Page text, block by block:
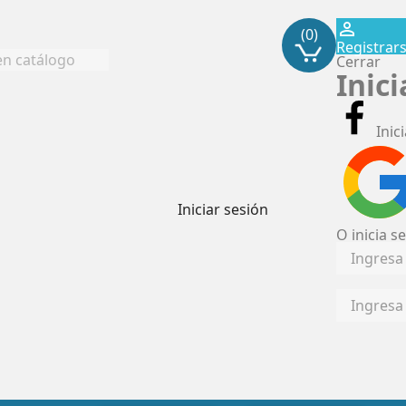
Iniciar sesión
(0) perm_identity
Cerrar
O inicia